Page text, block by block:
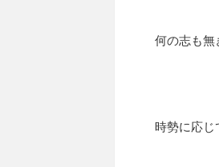
何の志も無
時勢に応じ